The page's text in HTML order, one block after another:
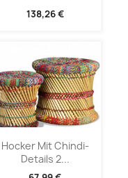
138,26 €
Hocker Mit Chindi-
Details 2...